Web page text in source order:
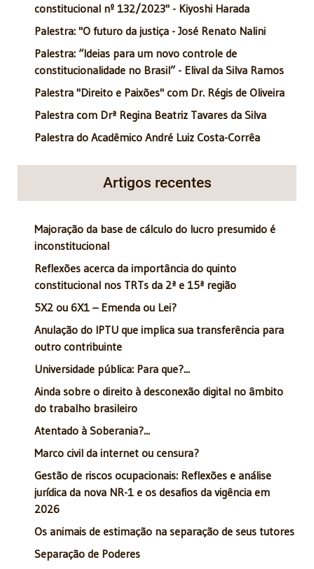
constitucional nº 132/2023" - Kiyoshi Harada
Palestra: "O futuro da justiça - José Renato Nalini
Palestra: “Ideias para um novo controle de
constitucionalidade no Brasil” - Elival da Silva Ramos
Palestra "Direito e Paixões" com Dr. Régis de Oliveira
Palestra com Drª Regina Beatriz Tavares da Silva
Palestra do Acadêmico André Luiz Costa-Corrêa
Artigos recentes
Majoração da base de cálculo do lucro presumido é
inconstitucional
Reflexões acerca da importância do quinto
constitucional nos TRTs da 2ª e 15ª região
5X2 ou 6X1 – Emenda ou Lei?
Anulação do IPTU que implica sua transferência para
outro contribuinte
Universidade pública: Para que?...
Ainda sobre o direito à desconexão digital no âmbito
do trabalho brasileiro
Atentado à Soberania?...
Marco civil da internet ou censura?
Gestão de riscos ocupacionais: Reflexões e análise
jurídica da nova NR-1 e os desafios da vigência em
2026
Os animais de estimação na separação de seus tutores
Separação de Poderes